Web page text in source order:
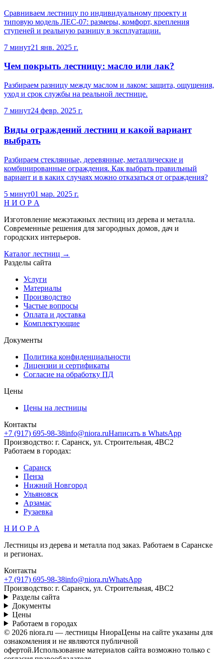
Сравниваем лестницу по индивидуальному проекту и
типовую модель ЛЕС-07: размеры, комфорт, крепления
ступеней и реальную разницу в эксплуатации.
7 минут21 янв. 2025 г.
Чем покрыть лестницу: масло или лак?
Разбираем разницу между маслом и лаком: защита, ощущения,
уход и срок службы на реальной лестнице.
7 минут24 февр. 2025 г.
Виды ограждений лестниц и какой вариант
выбрать
Разбираем стеклянные, деревянные, металлические и
комбинированные ограждения. Как выбрать правильный
вариант и в каких случаях можно отказаться от ограждения?
5 минут01 мар. 2025 г.
Н И О Р А
Изготовление межэтажных лестниц из дерева и металла.
Современные решения для загородных домов, дач и
городских интерьеров.
Каталог лестниц →
Разделы сайта
Услуги
Материалы
Производство
Частые вопросы
Оплата и доставка
Комплектующие
Документы
Политика конфиденциальности
Лицензии и сертификаты
Согласие на обработку ПД
Цены
Цены на лестницы
Контакты
+7 (917) 695-98-38info@niora.ruНаписать в WhatsApp
Производство: г. Саранск, ул. Строительная, 4ВС2
Работаем в городах:
Саранск
Пенза
Нижний Новгород
Ульяновск
Арзамас
Рузаевка
Н И О Р А
Лестницы из дерева и металла под заказ. Работаем в Саранске
и регионах.
Контакты
+7 (917) 695-98-38info@niora.ruWhatsApp
Производство: г. Саранск, ул. Строительная, 4ВС2
Разделы сайта
Документы
Цены
Работаем в городах
© 2026 niora.ru — лестницы НиораЦены на сайте указаны для
ознакомления и не являются публичной
офертой.Использование материалов сайта возможно только с